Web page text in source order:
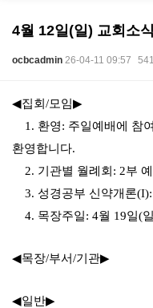
4월 12일(일) 교회소식
ocbcadmin 26-04-11 09:57 541
본문
◀집회 /모임▶
1. 환영: 주일예배에 참
환영합니다.
2. 기관별 월례회 : 2부
3. 성경공부 신약개론(I):
4. 목장주일: 4월 19일(일
◀목장/부서/기관▶
◀일반▶